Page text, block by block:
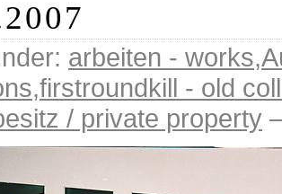
arbeiten - works,
,firstroundkill - old
/ private property